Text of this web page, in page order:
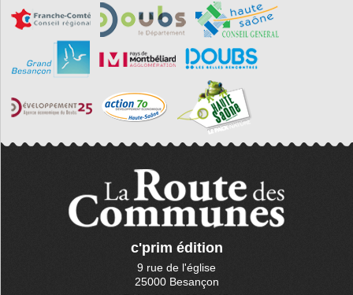
c'prim édition
9 rue de l'église
25000 Besançon